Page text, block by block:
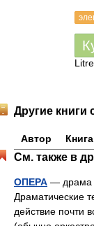
Другие книги
Автор Книга
См. также в
ОПЕРА — драма
Драматические
действие почти